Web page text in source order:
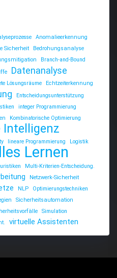
Anomalieerkennung
Sicherheit
Bedrohungsanalyse
Branch-and-Bound
Datenanalyse
Lösungsräume Echtzeiterkennung
Entscheidungsunterstützung
integer Programmierung
Kombinatorische Optimierung
Intelligenz
lineare Programmierung Logistik
Lernen
Multi-Kriterien-Entscheidung.
Netzwerk-Sicherheit
NLP
Optimierungstechniken
Sicherheitsautomation
Simulation
virtuelle Assistenten